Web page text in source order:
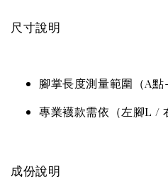
尺寸說明
腳掌長度測量範圍（A點-
專業襪款需依（左腳L /
成份說明